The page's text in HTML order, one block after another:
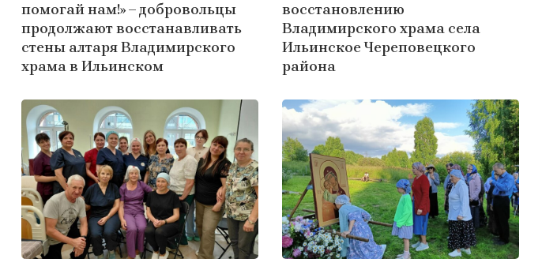
помогай нам!» – добровольцы
продолжают восстанавливать
стены алтаря Владимирского
храма в Ильинском
восстановлению
Владимирского храма села
Ильинское Череповецкого
района